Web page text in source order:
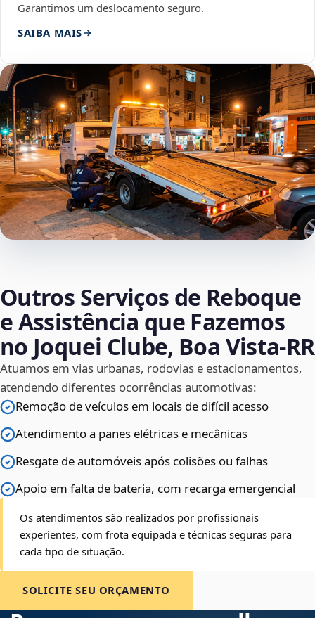
Garantimos um deslocamento seguro.
SAIBA MAIS
Outros Serviços de Reboque
e Assistência que Fazemos
no Joquei Clube, Boa Vista‑RR
Atuamos em vias urbanas, rodovias e estacionamentos,
atendendo diferentes ocorrências automotivas:
Remoção de veículos em locais de difícil acesso
Atendimento a panes elétricas e mecânicas
Resgate de automóveis após colisões ou falhas
Apoio em falta de bateria, com recarga emergencial
Os atendimentos são realizados por profissionais
experientes, com frota equipada e técnicas seguras para
cada tipo de situação.
SOLICITE SEU ORÇAMENTO